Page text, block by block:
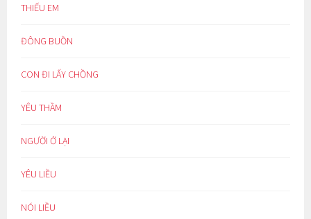
THIẾU EM
ĐÔNG BUỒN
CON ĐI LẤY CHỒNG
YÊU THẦM
NGƯỜI Ở LẠI
YÊU LIỀU
NÓI LIỀU